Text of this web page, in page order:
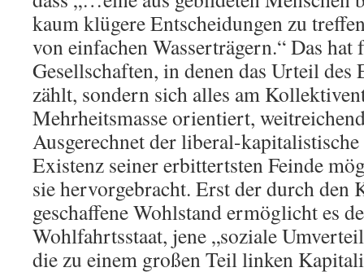
kaum klügere Entscheidungen zu
von einfachen Wasserträgern.“ Das
Gesellschaften, in denen das Urteil
zählt, sondern sich alles am
Mehrheitsmasse orientiert,
Ausgerechnet der liberal-
Existenz seiner erbittertsten Feinde
sie hervorgebracht. Erst der durch den
geschaffene Wohlstand ermöglicht es
Wohlfahrtsstaat, jene „soziale
die zu einem großen Teil linken